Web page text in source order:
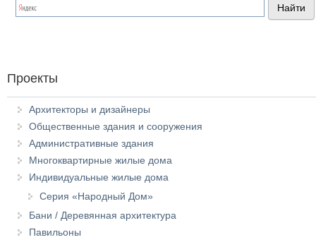
Проекты
Архитекторы и дизайнеры
Общественные здания и сооружения
Административные здания
Многоквартирные жилые дома
Индивидуальные жилые дома
Серия «Народный Дом»
Бани / Деревянная архитектура
Павильоны